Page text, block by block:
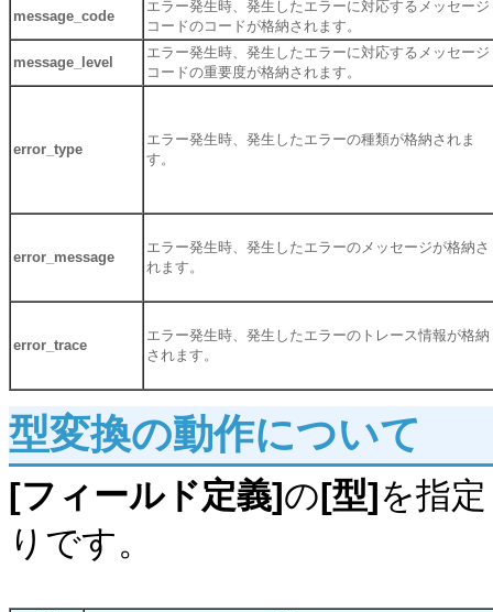
message_code
エラー発生時、発生したエラーに対応するメッセージ
コードのコードが格納されます。
message_level
エラー発生時、発生したエラーに対応するメッセージ
コードの重要度が格納されます。
error_type
エラー発生時、発生したエラーの種類が格納されま
す。
error_message
エラー発生時、発生したエラーのメッセージが格納さ
れます。
error_trace
エラー発生時、発生したエラーのトレース情報が格納
されます。
型変換の動作について
[フィールド定義]の[型]を指
りです。